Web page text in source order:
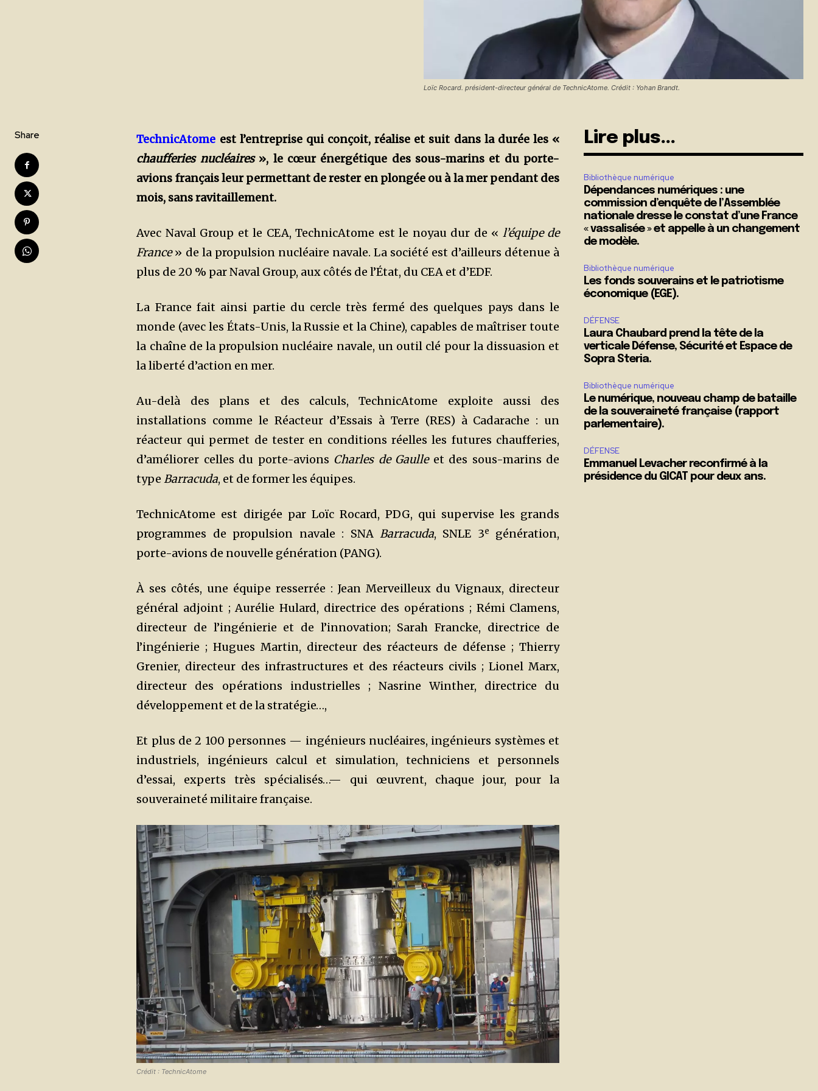
Loïc Rocard. président-directeur général de TechnicAtome. Crédit : Yohan Brandt.
Share TechnicAtome est l’entreprise qui conçoit, réalise et suit dans la durée les «
chaufferies nucléaires», le cœur énergétique des sous-marins et du porte-
avions français leur permettant de rester en plongée ou à la mer pendant des
mois, sans ravitaillement.
Avec Naval Group et le CEA, TechnicAtome est le noyau dur de « l’équipe de
France» de la propulsion nucléaire navale. La société est d’ailleurs détenue à
plus de 20 % par Naval Group, aux côtés de l’État, du CEA et d’EDF.
La France fait ainsi partie du cercle très fermé des quelques pays dans le
monde (avec les États-Unis, la Russie et la Chine), capables de maîtriser toute
la chaîne de la propulsion nucléaire navale, un outil clé pour la dissuasion et
la liberté d’action en mer.
Au-delà des plans et des calculs, TechnicAtome exploite aussi des
installations comme le Réacteur d’Essais à Terre (RES) à Cadarache : un
réacteur qui permet de tester en conditions réelles les futures chaufferies,
d’améliorer celles du porte-avions Charles de Gaulleet des sous-marins de
typeBarracuda, et de former les équipes.
TechnicAtome est dirigée par Loïc Rocard, PDG, qui supervise les grands
programmes de propulsion navale : SNA Barracuda, SNLE 3e
génération,
porte-avions de nouvelle génération (PANG).
À ses côtés, une équipe resserrée : Jean Merveilleux du Vignaux, directeur
général adjoint ; Aurélie Hulard, directrice des opérations ; Rémi Clamens,
directeur de l’ingénierie et de l’innovation; Sarah Francke, directrice de
l’ingénierie ; Hugues Martin, directeur des réacteurs de défense ; Thierry
Grenier, directeur des infrastructures et des réacteurs civils ; Lionel Marx,
directeur des opérations industrielles ; Nasrine Winther, directrice du
développement et de la stratégie…,
Et plus de 2 100 personnes — ingénieurs nucléaires, ingénieurs systèmes et
industriels, ingénieurs calcul et simulation, techniciens et personnels
d’essai, experts très spécialisés…— qui œuvrent, chaque jour, pour la
souveraineté militaire française.
Crédit : TechnicAtome
Lire plus...
Bibliothèque numérique
Dépendances numériques : une
commission d’enquête de l’Assemblée
nationale dresse le constat d’une France
« vassalisée » et appelle à un changement
de modèle.
Bibliothèque numérique
Les fonds souverains et le patriotisme
économique (EGE).
DÉFENSE
Laura Chaubard prend la tête de la
verticale Défense, Sécurité et Espace de
Sopra Steria.
Bibliothèque numérique
Le numérique, nouveau champ de bataille
de la souveraineté française (rapport
parlementaire).
DÉFENSE
Emmanuel Levacher reconfirmé à la
présidence du GICAT pour deux ans.